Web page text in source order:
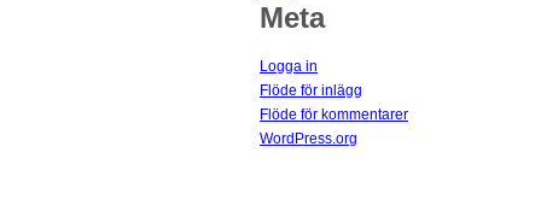
Meta
Logga in
Flöde för inlägg
Flöde för kommentarer
WordPress.org